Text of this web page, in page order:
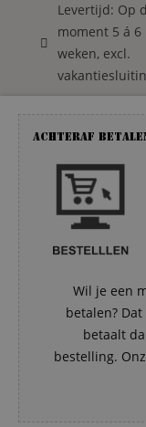
Levertijd: Op
moment 5 á 6
weken, excl.
Achteraf
Wil je een
betalen?
betaalt
bestelling.